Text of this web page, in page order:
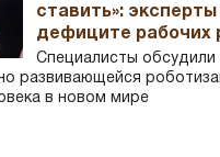
ставить»:
дефиците рабочих
Специалисты обсудили
развивающейся
в новом мире